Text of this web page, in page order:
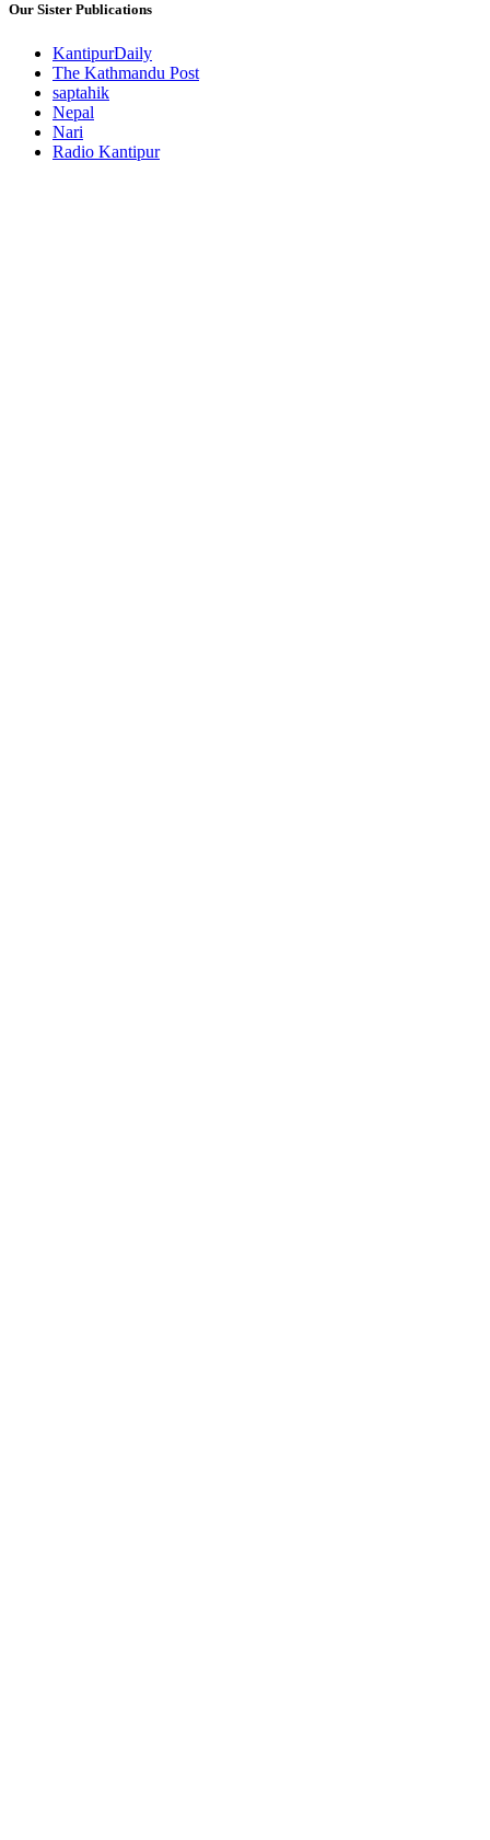
Our Sister Publications
KantipurDaily
The Kathmandu Post
saptahik
Nepal
Nari
Radio Kantipur